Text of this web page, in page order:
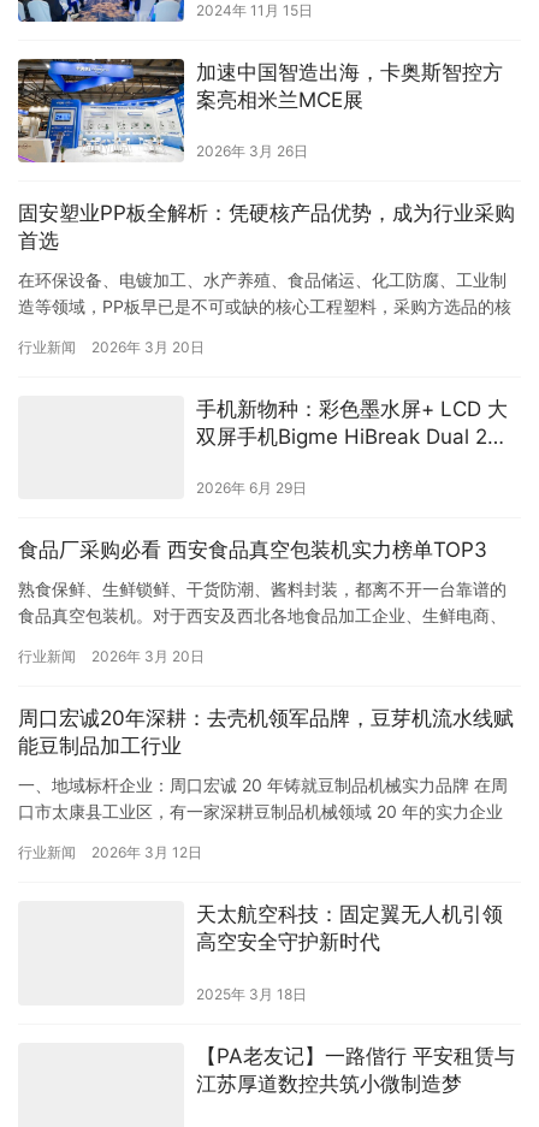
2024年 11月 15日
加速中国智造出海，卡奥斯智控方
案亮相米兰MCE展
2026年 3月 26日
固安塑业PP板全解析：凭硬核产品优势，成为行业采购
首选
在环保设备、电镀加工、水产养殖、食品储运、化工防腐、工业制
造等领域，PP板早已是不可或缺的核心工程塑料，采购方选品的核
能…
行业新闻 2026年 3月 20日
手机新物种：彩色墨水屏+ LCD 大
双屏手机Bigme HiBreak Dual 2登
2026年 6月 29日
食品厂采购必看 西安食品真空包装机实力榜单TOP3
熟食保鲜、生鲜锁鲜、干货防潮、酱料封装，都离不开一台靠谱的
食品真空包装机。对于西安及西北各地食品加工企业、生鲜电商、
滞、售后…
行业新闻 2026年 3月 20日
周口宏诚20年深耕：去壳机领军品牌，豆芽机流水线赋
能豆制品加工行业
一、地域标杆企业：周口宏诚 20 年铸就豆制品机械实力品牌 在周
口市太康县工业区，有一家深耕豆制品机械领域 20 年的实力企业
行业新闻 2026年 3月 12日
天太航空科技：固定翼无人机引领
高空安全守护新时代
2025年 3月 18日
【PA老友记】一路偕行 平安租赁与
江苏厚道数控共筑小微制造梦